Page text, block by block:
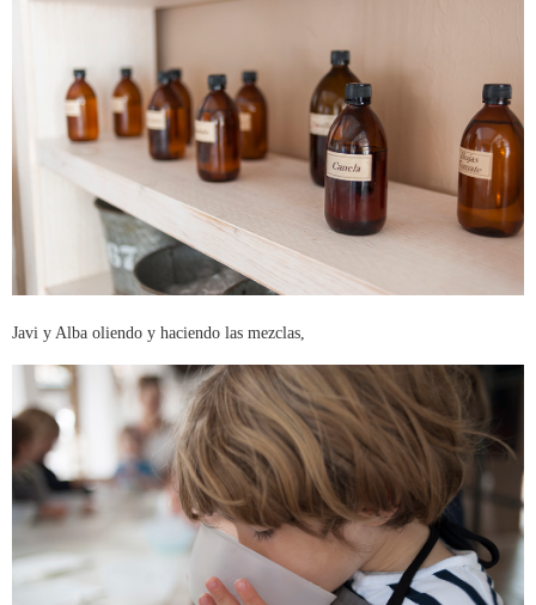
Javi y Alba oliendo y haciendo las mezclas,